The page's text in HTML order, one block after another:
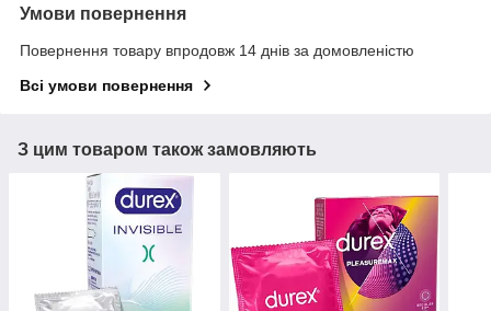
Умови повернення
Повернення товару впродовж 14 днів за домовленістю
Всі умови повернення
З цим товаром також замовляють